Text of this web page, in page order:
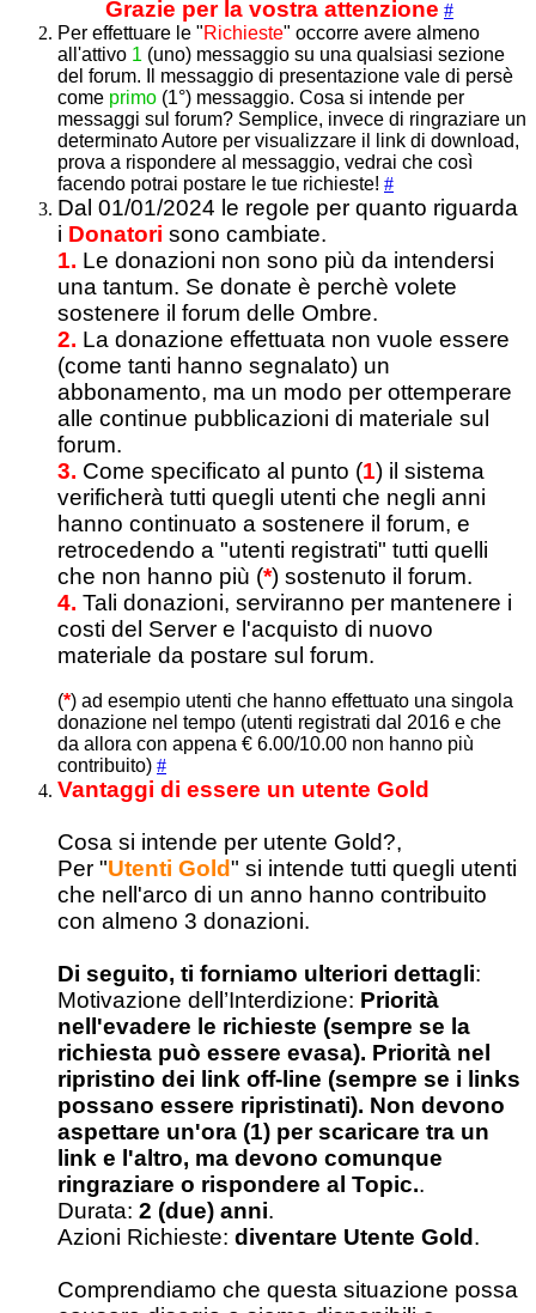
Grazie per la vostra attenzione #
Per effettuare le "Richieste" occorre avere almeno
all'attivo 1 (uno) messaggio su una qualsiasi sezione
del forum. Il messaggio di presentazione vale di persè
come primo (1°) messaggio. Cosa si intende per
messaggi sul forum? Semplice, invece di ringraziare un
determinato Autore per visualizzare il link di download,
prova a rispondere al messaggio, vedrai che così
facendo potrai postare le tue richieste! #
Dal 01/01/2024 le regole per quanto riguarda
i Donatori sono cambiate.
1. Le donazioni non sono più da intendersi
una tantum. Se donate è perchè volete
sostenere il forum delle Ombre.
2. La donazione effettuata non vuole essere
(come tanti hanno segnalato) un
abbonamento, ma un modo per ottemperare
alle continue pubblicazioni di materiale sul
forum.
3. Come specificato al punto (1) il sistema
verificherà tutti quegli utenti che negli anni
hanno continuato a sostenere il forum, e
retrocedendo a "utenti registrati" tutti quelli
che non hanno più (*) sostenuto il forum.
4. Tali donazioni, serviranno per mantenere i
costi del Server e l'acquisto di nuovo
materiale da postare sul forum.
(*) ad esempio utenti che hanno effettuato una singola
donazione nel tempo (utenti registrati dal 2016 e che
da allora con appena € 6.00/10.00 non hanno più
contribuito) #
Vantaggi di essere un utente Gold
Cosa si intende per utente Gold?,
Per "Utenti Gold" si intende tutti quegli utenti
che nell'arco di un anno hanno contribuito
con almeno 3 donazioni.
Di seguito, ti forniamo ulteriori dettagli:
Motivazione dell’Interdizione: Priorità
nell'evadere le richieste (sempre se la
richiesta può essere evasa). Priorità nel
ripristino dei link off-line (sempre se i links
possano essere ripristinati). Non devono
aspettare un'ora (1) per scaricare tra un
link e l'altro, ma devono comunque
ringraziare o rispondere al Topic..
Durata: 2 (due) anni.
Azioni Richieste: diventare Utente Gold.
Comprendiamo che questa situazione possa